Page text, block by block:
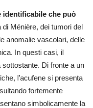
identificabile che può
di Ménière, dei tumori del
anomalie vascolari, delle
In questi casi, il
Di fronte a un
l’acufene si presenta
fortemente
simbolicamente la